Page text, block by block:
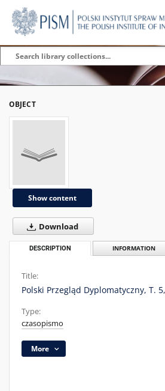
OBJECT
Show content
Download
DESCRIPTION INFORMATION
Title:
Polski Przegląd Dyplomatyczny, T.
Type:
czasopismo
More